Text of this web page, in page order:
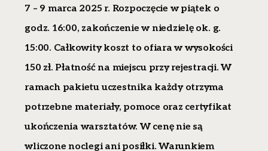
7 – 9 marca 2025 r. Rozpoczęcie w piątek o
godz. 16:00, zakończenie w niedzielę ok. g.
15:00. Całkowity koszt to ofiara w wysokości
150 zł. Płatność na miejscu przy rejestracji. W
ramach pakietu uczestnika każdy otrzyma
potrzebne materiały, pomoce oraz certyfikat
ukończenia warsztatów. W cenę nie są
wliczone noclegi ani posiłki. Warunkiem